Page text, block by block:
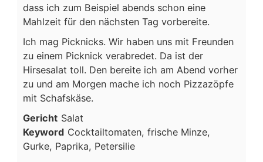
dass ich zum Beispiel abends schon eine
Mahlzeit für den nächsten Tag vorbereite.
Ich mag Picknicks. Wir haben uns mit Freunden
zu einem Picknick verabredet. Da ist der
Hirsesalat toll. Den bereite ich am Abend vorher
zu und am Morgen mache ich noch Pizzazöpfe
mit Schafskäse.
Gericht Salat
Keyword Cocktailtomaten, frische Minze,
Gurke, Paprika, Petersilie